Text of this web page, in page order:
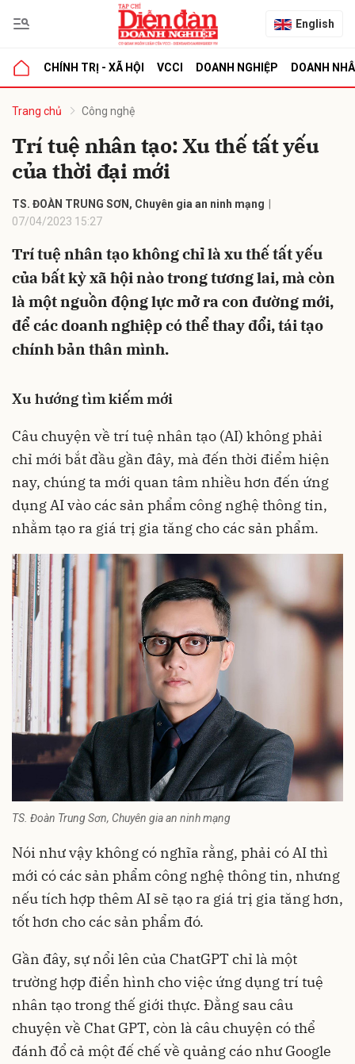
English
CHÍNH TRỊ - XÃ HỘI VCCI DOANH NGHIỆP DOANH
Trang chủ Công nghệ
Trí tuệ nhân tạo: Xu thế tất yếu
của thời đại mới
TS. ĐOÀN TRUNG SƠN, Chuyên gia an ninh mạng
07/04/2023 15:27
Trí tuệ nhân tạo không chỉ là xu thế tất yếu
của bất kỳ xã hội nào trong tương lai, mà còn
là một nguồn động lực mở ra con đường mới,
để các doanh nghiệp có thể thay đổi, tái tạo
chính bản thân mình.
Xu hướng tìm kiếm mới
Câu chuyện về trí tuệ nhân tạo (AI) không phải
chỉ mới bắt đầu gần đây, mà đến thời điểm hiện
nay, chúng ta mới quan tâm nhiều hơn đến ứng
dụng AI vào các sản phẩm công nghệ thông tin,
nhằm tạo ra giá trị gia tăng cho các sản phẩm.
TS. Đoàn Trung Sơn, Chuyên gia an ninh mạng
Nói như vậy không có nghĩa rằng, phải có AI thì
mới có các sản phẩm công nghệ thông tin, nhưng
nếu tích hợp thêm AI sẽ tạo ra giá trị gia tăng hơn,
tốt hơn cho các sản phẩm đó.
Gần đây, sự nổi lên của ChatGPT chỉ là một
trường hợp điển hình cho việc ứng dụng trí tuệ
nhân tạo trong thế giới thực. Đằng sau câu
chuyện về Chat GPT, còn là câu chuyện có thể
đánh đổ cả một đế chế về quảng cáo như Google
luận